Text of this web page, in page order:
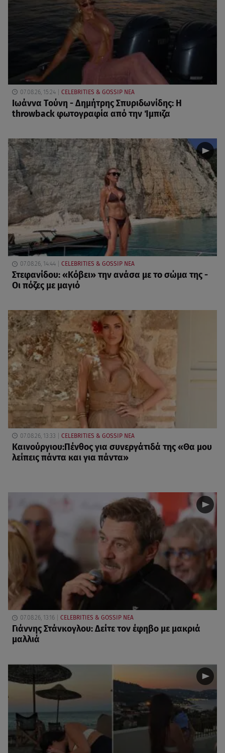
07.08.26, 15:24 CELEBRITIES & GOSSIP ΝΕΑ
Ιωάννα Τούνη - Δημήτρης Σπυριδωνίδης: Η
throwback φωτογραφία από την Ίμπιζα
07.08.26, 14:44 CELEBRITIES & GOSSIP ΝΕΑ
Στεφανίδου: «Κόβει» την ανάσα με το σώμα της -
Οι πόζες με μαγιό
07.08.26, 13:33 CELEBRITIES & GOSSIP ΝΕΑ
Καινούργιου:Πένθος για συνεργάτιδά της «Θα μου
λείπεις πάντα και για πάντα»
07.08.26, 13:16 CELEBRITIES & GOSSIP ΝΕΑ
Γιάννης Στάνκογλου: Δείτε τον έφηβο με μακριά
μαλλιά